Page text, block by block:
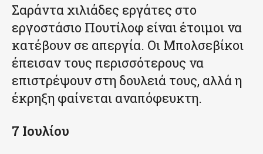
Σαράντα χιλιάδες εργάτες στο
εργοστάσιο Πουτίλοφ είναι έτοιμοι να
κατέβουν σε απεργία. Οι Μπολσεβίκοι
έπεισαν τους περισσότερους να
επιστρέψουν στη δουλειά τους, αλλά η
έκρηξη φαίνεται αναπόφευκτη.
7 Ιουλίου